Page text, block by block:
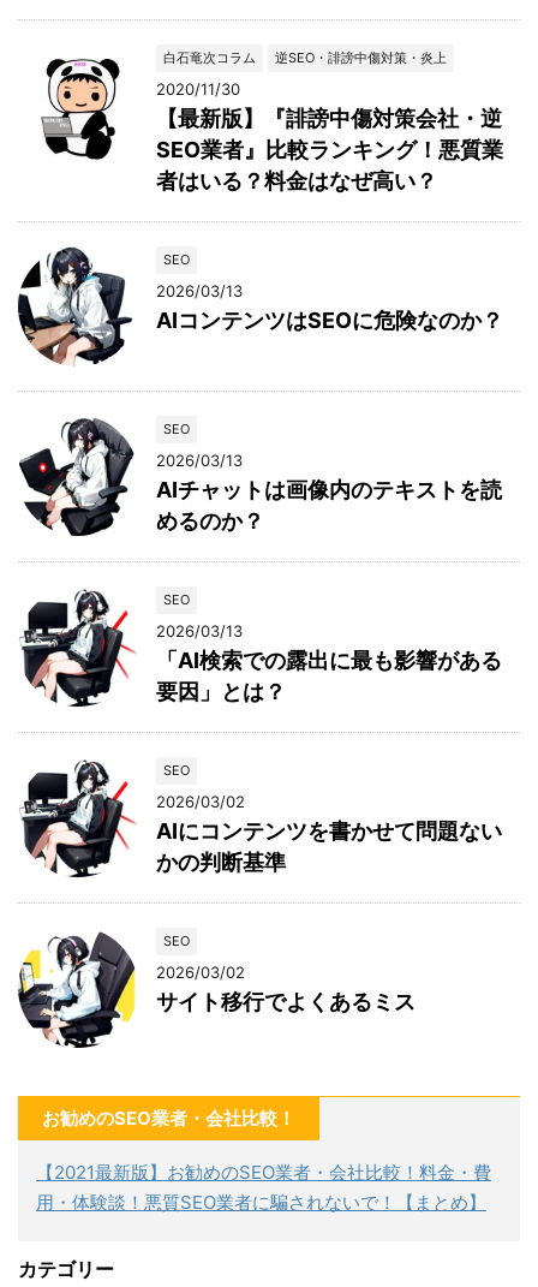
白石竜次コラム 逆SEO・誹謗中傷対策・炎上
2020/11/30
【最新版】『誹謗中傷対策会社・逆
SEO業者』比較ランキング！悪質業
者はいる？料金はなぜ高い？
SEO
2026/03/13
AIコンテンツはSEOに危険なのか？
SEO
2026/03/13
AIチャットは画像内のテキストを読
めるのか？
SEO
2026/03/13
「AI検索での露出に最も影響がある
要因」とは？
SEO
2026/03/02
AIにコンテンツを書かせて問題ない
かの判断基準
SEO
2026/03/02
サイト移行でよくあるミス
お勧めのSEO業者・会社比較！
【2021最新版】お勧めのSEO業者・会社比較！料金・費
用・体験談！悪質SEO業者に騙されないで！【まとめ】
カテゴリー